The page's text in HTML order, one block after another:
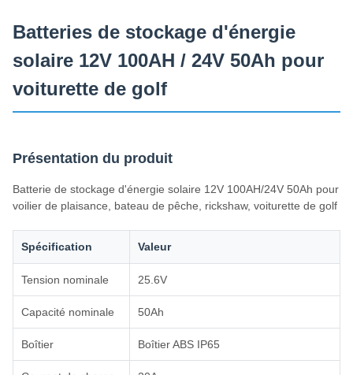
Batteries de stockage d'énergie
solaire 12V 100AH / 24V 50Ah pour
voiturette de golf
Présentation du produit
Batterie de stockage d'énergie solaire 12V 100AH/24V 50Ah pour
voilier de plaisance, bateau de pêche, rickshaw, voiturette de golf
Spécification Valeur
Tension nominale 25.6V
Capacité nominale 50Ah
Boîtier Boîtier ABS IP65